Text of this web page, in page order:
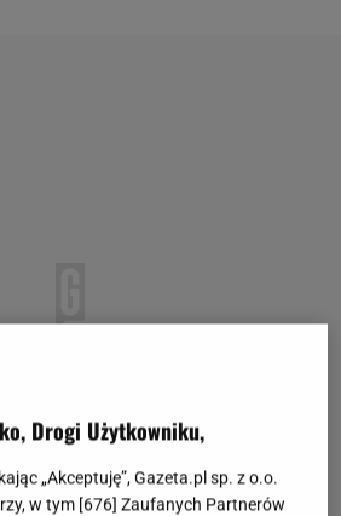
Drogi Użytkowniku,
„Akceptuję”, Gazeta.pl sp. z o.o.
w tym [676] Zaufanych Partnerów